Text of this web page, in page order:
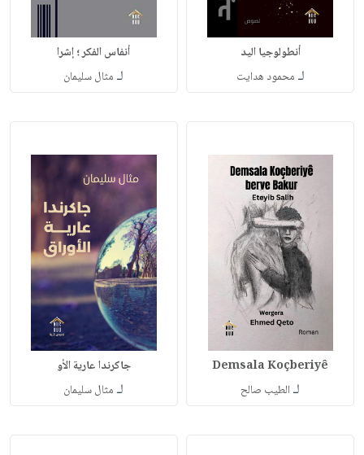
أنطولوجيا اليد
لـ محمود هدايت
أنفاس الفكر ؛ إشرا
لـ مثال سليمان
Demsala Koçberiyê
لـ الطيب صالح
جاكرندا عارية الأو
لـ مثال سليمان